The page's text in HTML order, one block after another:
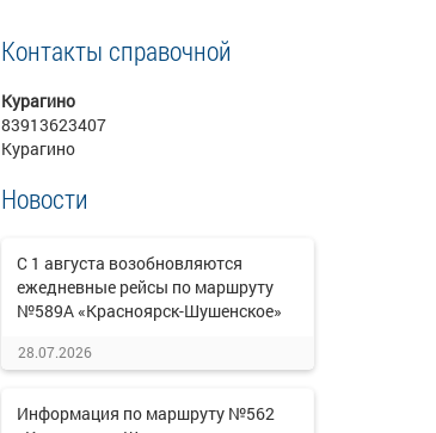
Контакты справочной
Курагино
83913623407
Курагино
Новости
С 1 августа возобновляются
ежедневные рейсы по маршруту
№589А «Красноярск-Шушенское»
28.07.2026
Информация по маршруту №562